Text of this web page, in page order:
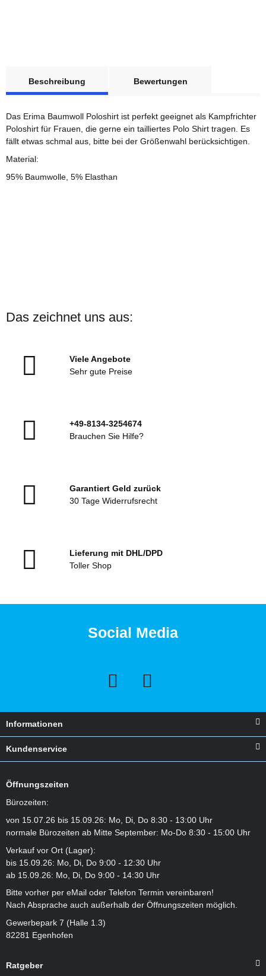
Druck Poloshirt
Baumwolle Damen 42
Lieferzeit:1 - 3 Werktage(DE
30,00 €*
Beschreibung
Bewertungen
Das Erima Baumwoll Poloshirt ist perfekt geeignet als Kampfrichter
Poloshirt für Frauen, die gerne ein tailliertes Polo Shirt tragen. Es
fällt etwas schmal aus, bitte bei der Größenwahl berücksichtigen.
Material:
95% Baumwolle, 5% Elasthan
Das zeichnet uns aus:
Viele Angebote
Sehr gute Preise
+49-8134-3254674
Brauchen Sie Hilfe?
Garantiert Geld zurück
30 Tage Widerrufsrecht
Lieferung mit DHL/DPD
Toller Shop
Social Media
Informationen
Kundenservice
Öffnungszeiten
Bürozeiten:
von 15.07.26 bis 15.09.26: Mo, Di, Do 8:30 - 13:00 Uhr
normale Bürozeiten ab Mitte September: Mo-Do 8:30 - 15:00 Uhr
Verkauf vor Ort (Lager):
bis 15.09.26: Mo, Di, Do 9:00 - 12:30 Uhr
ab 15.09.26: Mo, Di, Do 9:00 - 14:30 Uhr
Bitte vorher per eMail oder Telefon Termin vereinbaren!
Nach Absprache auch außerhalb der Öffnungszeiten möglich.
Gewerbepark 7 (Halle 1.3)
82281 Egenhofen
Ratgeber